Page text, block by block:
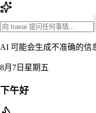
AI 可能会生成不准确的信
8月7日星期五
下午好